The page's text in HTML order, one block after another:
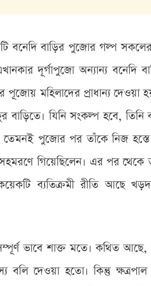
বনেদি বাড়ির পুজোর গল্প
দূর্গাপুজো অন্যান্য বনেদি
পূজোয় মহিলাদের প্রাধান্য দেওয়া
যিনি সংকল্প হবে, তিনি
পুজোর পর তাঁকে নিজ হস্তে
গিয়েছিলেন। এর পর থেকে
ব্যতিক্রমী রীতি আছে খড়দহ
ভাবে শাক্ত মতে। কথিত
দেওয়া হতো। কিন্তু ক্ষত্রপাল